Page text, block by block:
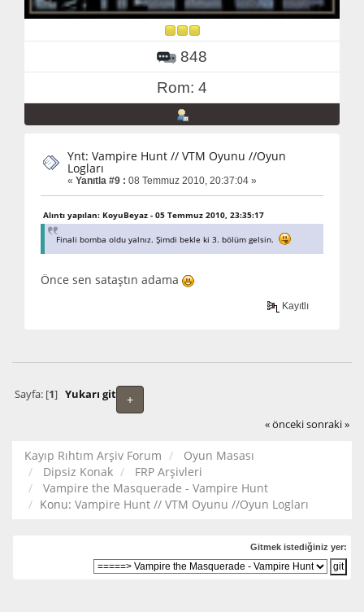
848
Rom: 4
Ynt: Vampire Hunt // VTM Oyunu //Oyun
Logları
« Yanıtla #9 : 08 Temmuz 2010, 20:37:04 »
Alıntı yapılan: KoyuBeyaz - 05 Temmuz 2010, 23:35:17
Finali bomba oldu yalnız. Şimdi bekle ki 3. bölüm gelsin.
Önce sen sataştın adama
Kayıtlı
+
Sayfa: [1] Yukarı git
« önceki sonraki »
Kayıp Rıhtım Arşiv Forum
Oyun Masası
Dipsiz Konak
FRP Arşivleri
Vampire the Masquerade - Vampire Hunt
Konu: Vampire Hunt // VTM Oyunu //Oyun Logları
Gitmek istediğiniz yer: